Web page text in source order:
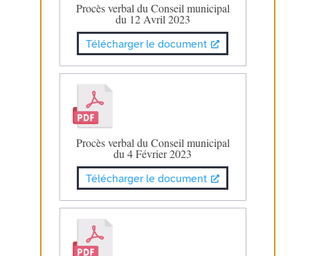
Procès verbal du Conseil municipal
du 12 Avril 2023
Télécharger le document
Procès verbal du Conseil municipal
du 4 Février 2023
Télécharger le document